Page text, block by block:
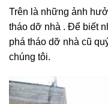
Trên là những ảnh
tháo dỡ nhà . Để biết
phá tháo dỡ nhà cũ
chúng tôi.